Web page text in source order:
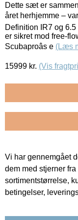
Dette sæt er
året herhjemme –
Definition IR7 og
er sikret mod free-
Scubaproâs e (Læs
15999 kr. (Vis
Vi har gennemgået
dem med stjerner
sortimentstørrelse,
betingelser,